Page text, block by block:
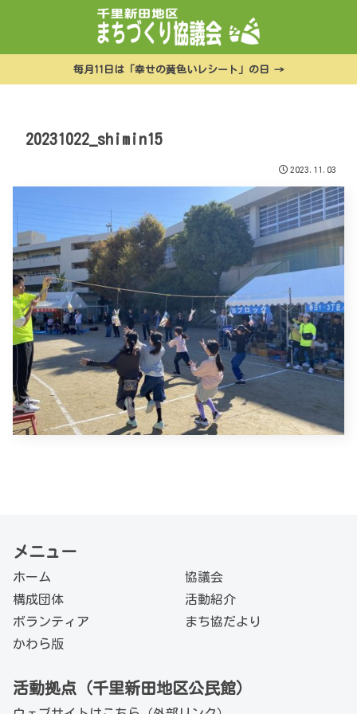
毎月11日は「幸せの黄色いレシート」の日 →
20231022_shimin15
2023.11.03
メニュー
ホーム
協議会
構成団体
活動紹介
ボランティア
まち協だより
かわら版
活動拠点（千里新田地区公民館）